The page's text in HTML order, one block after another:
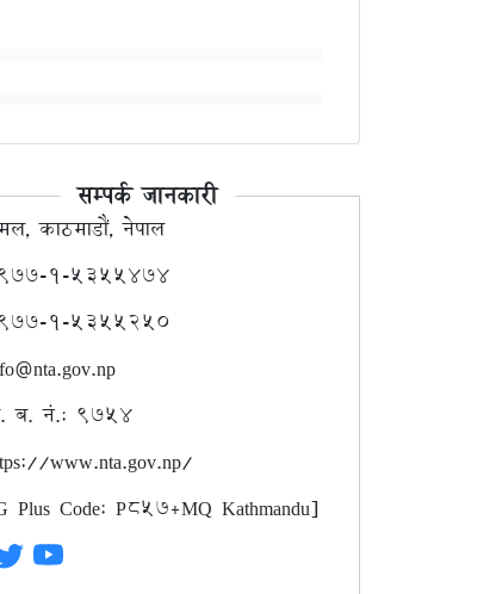
सम्पर्क जानकारी
काठमाडौं, नेपाल
१-५३५५४७४
१-५३५५२५०
ब. नं.: ९७५४
www.nta.gov.np/
Plus Code: P857+MQ Kathmandu]